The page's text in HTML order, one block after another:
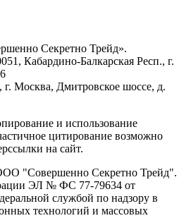
Секретно Трейд».
Кабардино-Балкарская Респ., г.
Москва, Дмитровское шоссе, д.
и использование
цитирование возможно
на сайт.
"Совершенно Секретно Трейд".
ЭЛ № ФС 77-79634 от
службой по надзору в
технологий и массовых